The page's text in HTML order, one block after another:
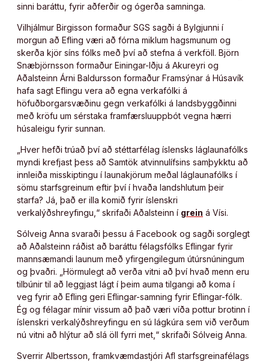
sinni baráttu, fyrir aðferðir og ógerða samninga.
Vilhjálmur Birgisson formaður SGS sagði á Bylgjunni í
morgun að Efling væri að fórna miklum hagsmunum og
skerða kjör síns fólks með því að stefna á verkföll. Björn
Snæbjörnsson formaður Einingar-Iðju á Akureyri og
Aðalsteinn Árni Baldursson formaður Framsýnar á Húsavík
hafa sagt Eflingu vera að egna verkafólki á
höfuðborgarsvæðinu gegn verkafólki á landsbyggðinni
með kröfu um sérstaka framfærsluuppbót vegna hærri
húsaleigu fyrir sunnan.
„Hver hefði trúað því að stéttarfélag íslensks láglaunafólks
myndi krefjast þess að Samtök atvinnulífsins samþykktu að
innleiða misskiptingu í launakjörum meðal láglaunafólks í
sömu starfsgreinum eftir því í hvaða landshlutum þeir
starfa? Já, það er illa komið fyrir íslenskri
verkalýðshreyfingu,“ skrifaði Aðalsteinn í grein á Vísi.
Sólveig Anna svaraði þessu á Facebook og sagði sorglegt
að Aðalsteinn ráðist að baráttu félagsfólks Eflingar fyrir
mannsæmandi launum með yfirgengilegum útúrsnúningum
og þvaðri. „Hörmulegt að verða vitni að því hvað menn eru
tilbúnir til að leggjast lágt í þeim auma tilgangi að koma í
veg fyrir að Efling geri Eflingar-samning fyrir Eflingar-fólk.
Ég og félagar mínir vissum að það væri víða pottur brotinn í
íslenskri verkalýðshreyfingu en sú lágkúra sem við verðum
nú vitni að hlýtur að slá öll fyrri met,“ skrifaði Sólveig Anna.
Sverrir Albertsson, framkvæmdastjóri Afl starfsgreinafélags